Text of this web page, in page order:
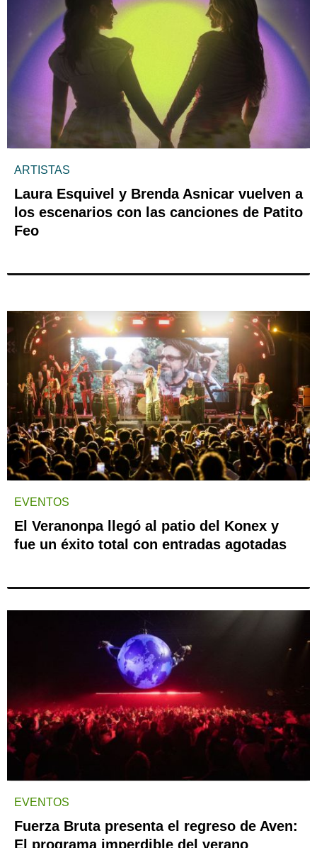
ARTISTAS
Laura Esquivel y Brenda Asnicar vuelven a
los escenarios con las canciones de Patito
Feo
EVENTOS
El Veranonpa llegó al patio del Konex y
fue un éxito total con entradas agotadas
EVENTOS
Fuerza Bruta presenta el regreso de Aven:
El programa imperdible del verano